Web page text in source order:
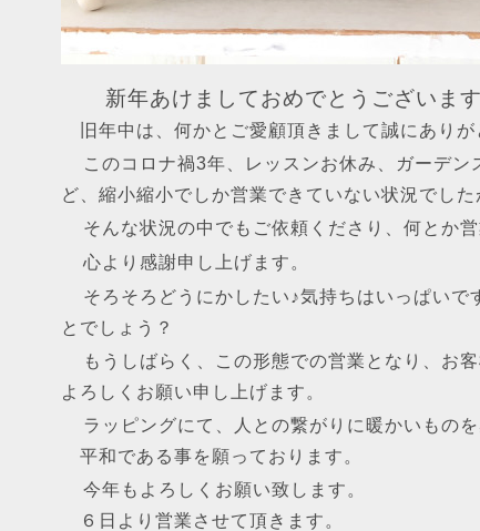
新年あけましておめでとうございま
旧年中は、何かとご愛顧頂きまして誠にありが
このコロナ禍3年、レッスンお休み、ガーデ
ど、縮小縮小でしか営業できていない状況でした
そんな状況の中でもご依頼くださり、何とか
心より感謝申し上げます。
そろそろどうにかしたい♪気持ちはいっぱいで
とでしょう？
もうしばらく、この形態での営業となり、お
よろしくお願い申し上げます。
ラッピングにて、人との繋がりに暖かいもの
平和である事を願っております。
今年もよろしくお願い致します。
６日より営業させて頂きます。